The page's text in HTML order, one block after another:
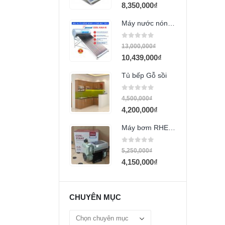
8,350,000₫
Máy nước nóng năng lượng mặt trời Megasun 200l KAA-N
0out of 5
13,000,000₫
10,439,000₫
Tủ bếp Gỗ sồi
0 out of 5
4,500,000₫
4,200,000₫
Máy bơm RHEKEN WZB45-800I (800w)
0 out of 5
5,250,000₫
4,150,000₫
CHUYÊN MỤC
Chuyên